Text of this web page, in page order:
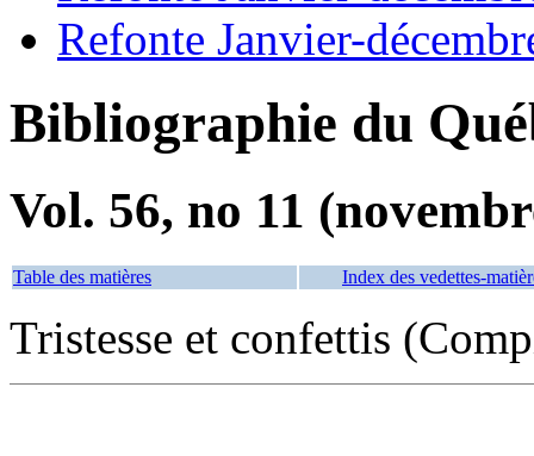
Refonte Janvier-
Bibliographie du
Vol. 56, no 11
Table des matières Index des vedettes-
Tristesse et confettis